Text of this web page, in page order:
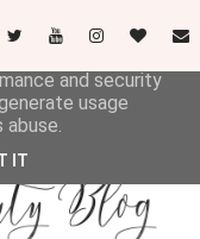
deliver its services
and security
usage
IT